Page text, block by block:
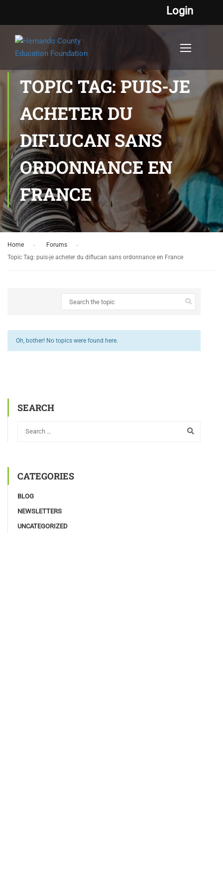
Login
TOPIC TAG: PUIS-JE
ACHETER DU
DIFLUCAN SANS
ORDONNANCE EN
FRANCE
Home Forums
Topic Tag: puis-je acheter du diflucan sans ordonnance en France
Oh, bother! No topics were found here.
SEARCH
CATEGORIES
BLOG
NEWSLETTERS
UNCATEGORIZED